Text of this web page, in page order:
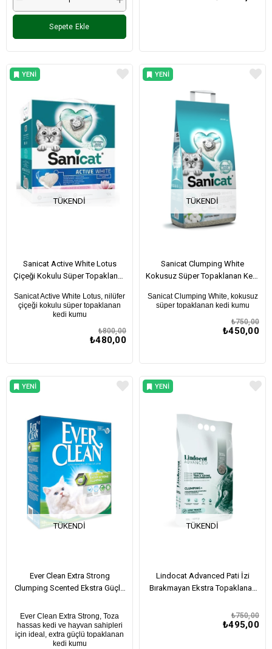
Sepete Ekle
TÜKENDI
Sanicat Active White Lotus
Çiçeği Kokulu Süper Topaklanan
Sanicat Active White Lotus, nilüfer
çiçeği kokulu süper topaklanan
kedi kumu
₺480,00
₺800,00
YENI
TÜKENDI
Sanicat Clumping White
Kokusuz Süper Topaklanan Kedi
Sanicat Clumping White, kokusuz
süper topaklanan kedi kumu
₺450,00
₺750,00
YENI
TÜKENDI
Ever Clean Extra Strong
Clumping Scented Ekstra Güçlü
10Lt
Ever Clean Extra Strong, Toza
hassas kedi ve hayvan sahipleri
için ideal, extra güçlü topaklanan
kedi kumu
YENI
TÜKENDI
Lindocat Advanced Pati İzi
Bırakmayan Ekstra Topaklanan
₺495,00
₺750,00
YENI